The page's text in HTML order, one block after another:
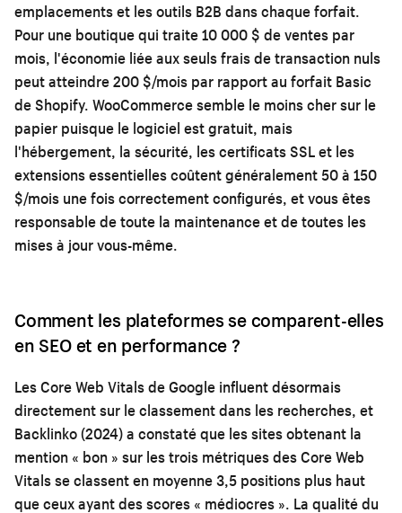
emplacements et les outils B2B dans chaque forfait.
Pour une boutique qui traite 10 000 $ de ventes par
mois, l'économie liée aux seuls frais de transaction nuls
peut atteindre 200 $/mois par rapport au forfait Basic
de Shopify. WooCommerce semble le moins cher sur le
papier puisque le logiciel est gratuit, mais
l'hébergement, la sécurité, les certificats SSL et les
extensions essentielles coûtent généralement 50 à 150
$/mois une fois correctement configurés, et vous êtes
responsable de toute la maintenance et de toutes les
mises à jour vous-même.
Comment les plateformes se comparent-elles
en SEO et en performance ?
Les Core Web Vitals de Google influent désormais
directement sur le classement dans les recherches, et
Backlinko (2024) a constaté que les sites obtenant la
mention « bon » sur les trois métriques des Core Web
Vitals se classent en moyenne 3,5 positions plus haut
que ceux ayant des scores « médiocres ». La qualité du